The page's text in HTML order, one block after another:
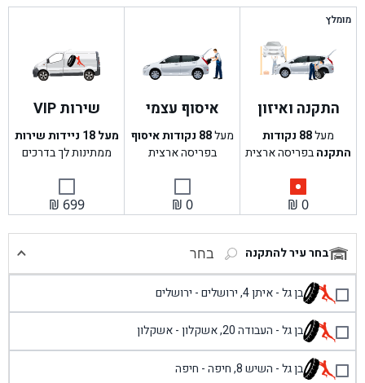
מומלץ
התקנה ואיזון
מעל88 נקודות
התקנהבפריסה ארצית
₪ 0
איסוף עצמי
מעל88 נקודות איסוף
בפריסה ארצית
₪ 0
שירות VIP
מעל 18 ניידות שירות
ממתינות לך בדרכים
₪ 699
בחר עיר להתקנה בחר
בן גל - איתן 4, ירושלים - ירושלים
בן גל - העבודה 20, אשקלון - אשקלון
בן גל - השיש 8, חיפה - חיפה